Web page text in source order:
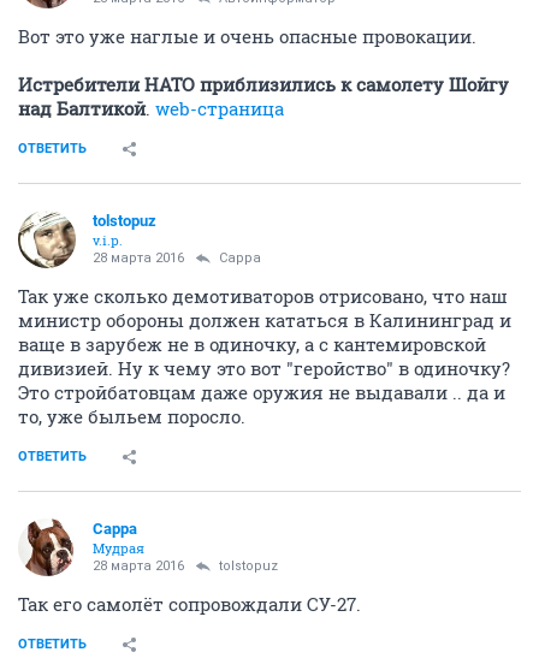
Вот это уже наглые и очень опасные провокации.
Истребители НАТО приблизились к самолету Шойгу
над Балтикой. web-страница
ОТВЕТИТЬ
tolstopuz
v.i.p.
28 марта 2016 Сарра
Так уже сколько демотиваторов отрисовано, что наш
министр обороны должен кататься в Калининград и
ваще в зарубеж не в одиночку, а с кантемировской
дивизией. Ну к чему это вот "геройство" в одиночку?
Это стройбатовцам даже оружия не выдавали .. да и
то, уже быльем поросло.
ОТВЕТИТЬ
Сарра
Мудрая
28 марта 2016 tolstopuz
Так его самолёт сопровождали СУ-27.
ОТВЕТИТЬ